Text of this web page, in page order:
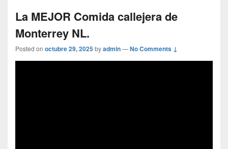
La MEJOR Comida callejera de
Monterrey NL.
Posted on octubre 29, 2025byadmin—No Comments ↓